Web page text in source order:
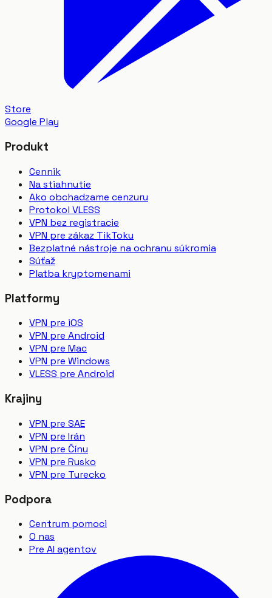
Store
Google Play
Produkt
Cennik
Na stiahnutie
Ako obchadzame cenzuru
Protokol VLESS
VPN bez registracie
VPN pre zákaz TikToku
Bezplatné nástroje na ochranu súkromia
Súťaž
Platba kryptomenami
Platformy
VPN pre iOS
VPN pre Android
VPN pre Mac
VPN pre Windows
VLESS pre Android
Krajiny
VPN pre SAE
VPN pre Irán
VPN pre Čínu
VPN pre Rusko
VPN pre Turecko
Podpora
Centrum pomoci
O nas
Pre AI agentov